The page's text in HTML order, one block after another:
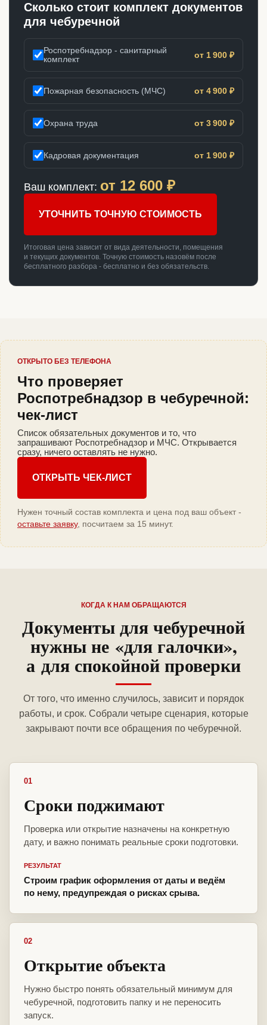
Сколько стоит комплект документов
для чебуречной
Роспотребнадзор - санитарный
комплект
от 1 900 ₽
Пожарная безопасность (МЧС) от 4 900 ₽
Охрана труда от 3 900 ₽
Кадровая документация от 1 900 ₽
Ваш комплект: от 12 600 ₽
УТОЧНИТЬ ТОЧНУЮ СТОИМОСТЬ
Итоговая цена зависит от вида деятельности, помещения
и текущих документов. Точную стоимость назовём после
бесплатного разбора - бесплатно и без обязательств.
ОТКРЫТО БЕЗ ТЕЛЕФОНА
Что проверяет
Роспотребнадзор в чебуречной:
чек-лист
Список обязательных документов и то, что
запрашивают Роспотребнадзор и МЧС. Открывается
сразу, ничего оставлять не нужно.
ОТКРЫТЬ ЧЕК-ЛИСТ
Нужен точный состав комплекта и цена под ваш объект -
оставьте заявку, посчитаем за 15 минут.
КОГДА К НАМ ОБРАЩАЮТСЯ
Документы для чебуречной
нужны не «для галочки»,
а для спокойной проверки
От того, что именно случилось, зависит и порядок
работы, и срок. Собрали четыре сценария, которые
закрывают почти все обращения по чебуречной.
01
Сроки поджимают
Проверка или открытие назначены на конкретную
дату, и важно понимать реальные сроки подготовки.
РЕЗУЛЬТАТ
Строим график оформления от даты и ведём
по нему, предупреждая о рисках срыва.
02
Открытие объекта
Нужно быстро понять обязательный минимум для
чебуречной, подготовить папку и не переносить
запуск.